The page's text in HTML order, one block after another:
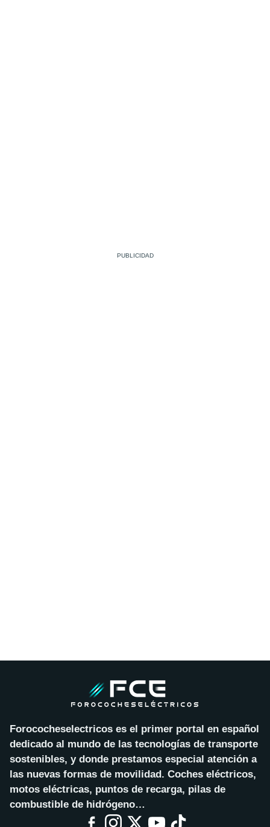
Forococheselectricos es el primer portal en español
dedicado al mundo de las tecnologías de transporte
sostenibles, y donde prestamos especial atención a
las nuevas formas de movilidad. Coches eléctricos,
motos eléctricas, puntos de recarga, pilas de
combustible de hidrógeno…